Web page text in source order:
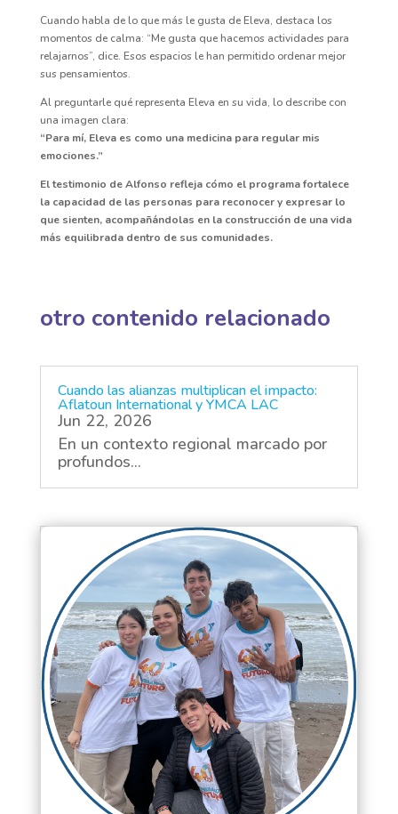
Cuando habla de lo que más le gusta de Eleva, destaca los
momentos de calma: “Me gusta que hacemos actividades para
relajarnos”, dice. Esos espacios le han permitido ordenar mejor
sus pensamientos.
Al preguntarle qué representa Eleva en su vida, lo describe con
una imagen clara:
“Para mí, Eleva es como una medicina para regular mis
emociones.”
El testimonio de Alfonso refleja cómo el programa fortalece
la capacidad de las personas para reconocer y expresar lo
que sienten, acompañándolas en la construcción de una vida
más equilibrada dentro de sus comunidades.
otro contenido relacionado
Cuando las alianzas multiplican el impacto:
Aflatoun International y YMCA LAC
Jun 22, 2026
En un contexto regional marcado por
profundos...